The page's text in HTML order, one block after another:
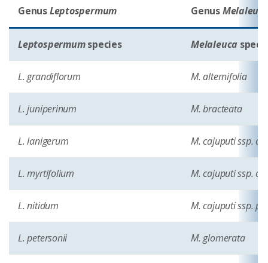
GenusLeptospermum Genus
Leptospermumspecies Melaleuca
L. grandiflorum M. alternifolia
L. juniperinum M. bracteata
L. lanigerum M. cajuputi ssp.
L. myrtifolium M. cajuputi ssp.
L. nitidum M. cajuputi ssp.
L. petersonii M. glomerata